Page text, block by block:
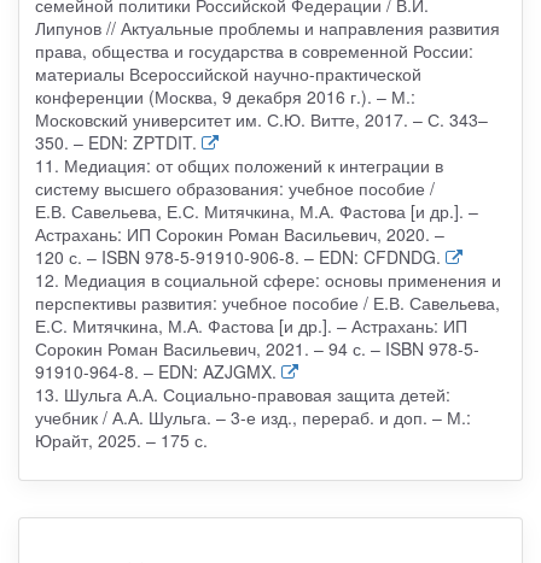
Липунов // Актуальные проблемы и направления развития
права, общества и государства в современной России:
материалы Всероссийской научно-практической
конференции (Москва, 9 декабря 2016 г.). – М.:
Московский университет им. С.Ю. Витте, 2017. – С. 343–
350. – EDN: ZPTDIT.
11. Медиация: от общих положений к интеграции в
систему высшего образования: учебное пособие /
Е.В. Савельева, Е.С. Митячкина, М.А. Фастова [и др.]. –
Астрахань: ИП Сорокин Роман Васильевич, 2020. –
120 с. – ISBN 978-5-91910-906-8. – EDN: CFDNDG.
12. Медиация в социальной сфере: основы применения и
перспективы развития: учебное пособие / Е.В. Савельева,
Е.С. Митячкина, М.А. Фастова [и др.]. – Астрахань: ИП
Сорокин Роман Васильевич, 2021. – 94 с. – ISBN 978-5-
91910-964-8. – EDN: AZJGMX.
13. Шульга А.А. Социально-правовая защита детей:
учебник / А.А. Шульга. – 3-е изд., перераб. и доп. – М.:
Юрайт, 2025. – 175 с.